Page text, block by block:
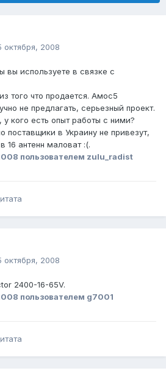
октября, 2008
вы используете в связке с
того что продается. Амос5
не предлагать, серьезный проект.
, у кого есть опыт работы с ними?
поставщики в Украину не привезут,
16 антенн маловат :(.
пользователем zulu_radist
октября, 2008
2400-16-65V.
пользователем g7001